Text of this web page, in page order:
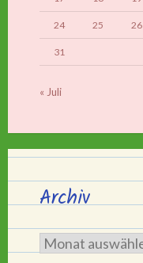
24 25 26
31
« Juli
Archiv
Archiv